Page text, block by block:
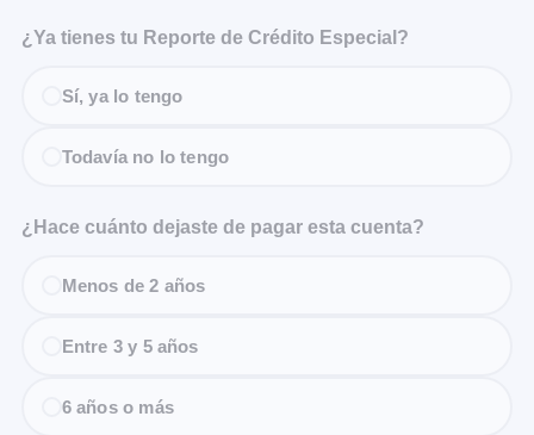
¿Ya tienes tu Reporte de Crédito Especial?
Sí, ya lo tengo
Todavía no lo tengo
¿Hace cuánto dejaste de pagar esta cuenta?
Menos de 2 años
Entre 3 y 5 años
6 años o más